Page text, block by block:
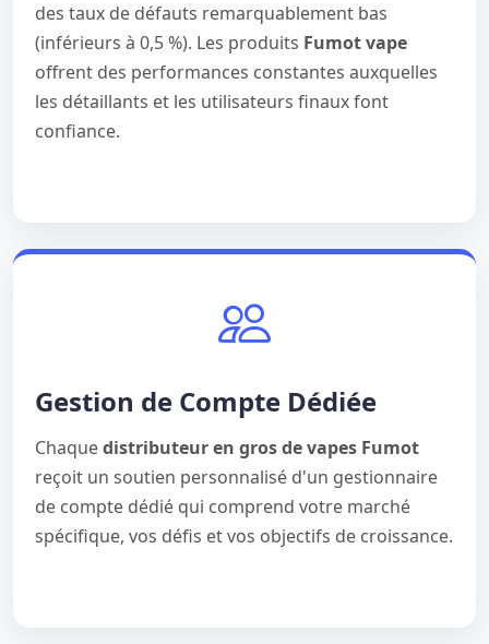
des taux de défauts remarquablement bas
(inférieurs à 0,5 %). Les produits Fumot vape
offrent des performances constantes auxquelles
les détaillants et les utilisateurs finaux font
confiance.
Gestion de Compte Dédiée
Chaquedistributeur en gros de vapes Fumot
reçoit un soutien personnalisé d'un gestionnaire
de compte dédié qui comprend votre marché
spécifique, vos défis et vos objectifs de croissance.